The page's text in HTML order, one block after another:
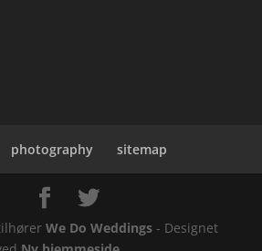
photography sitemap
We Do Weddings- Designet